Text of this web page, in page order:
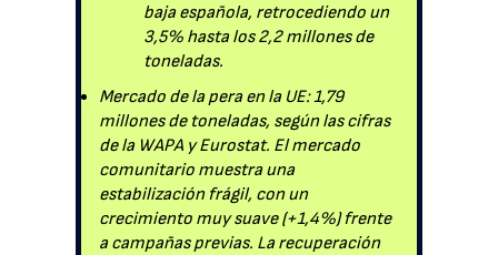
baja española, retrocediendo un
3,5% hasta los 2,2 millones de
toneladas.
Mercado de la pera en la UE: 1,79
millones de toneladas, según las cifras
de la WAPA y Eurostat. El mercado
comunitario muestra una
estabilización frágil, con un
crecimiento muy suave (+1,4%) frente
a campañas previas. La recuperación